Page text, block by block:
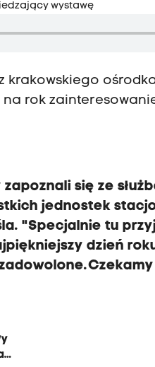
wystawę
krakowskiego
rok
się ze
jednostek
"Specjalnie tu
dzień